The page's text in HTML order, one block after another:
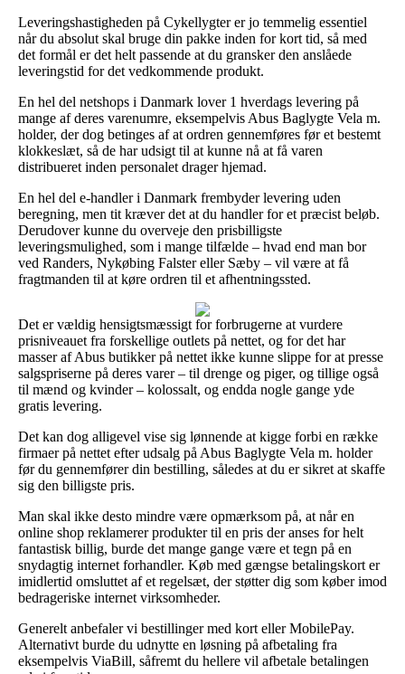
Leveringshastigheden på Cykellygter er jo temmelig essentiel
når du absolut skal bruge din pakke inden for kort tid, så med
det formål er det helt passende at du gransker den anslåede
leveringstid for det vedkommende produkt.
En hel del netshops i Danmark lover 1 hverdags levering på
mange af deres varenumre, eksempelvis Abus Baglygte Vela m.
holder, der dog betinges af at ordren gennemføres før et bestemt
klokkeslæt, så de har udsigt til at kunne nå at få varen
distribueret inden personalet drager hjemad.
En hel del e-handler i Danmark frembyder levering uden
beregning, men tit kræver det at du handler for et præcist beløb.
Derudover kunne du overveje den prisbilligste
leveringsmulighed, som i mange tilfælde – hvad end man bor
ved Randers, Nykøbing Falster eller Sæby – vil være at få
fragtmanden til at køre ordren til et afhentningssted.
Det er vældig hensigtsmæssigt for forbrugerne at vurdere
prisniveauet fra forskellige outlets på nettet, og for det har
masser af Abus butikker på nettet ikke kunne slippe for at presse
salgspriserne på deres varer – til drenge og piger, og tillige også
til mænd og kvinder – kolossalt, og endda nogle gange yde
gratis levering.
Det kan dog alligevel vise sig lønnende at kigge forbi en række
firmaer på nettet efter udsalg på Abus Baglygte Vela m. holder
før du gennemfører din bestilling, således at du er sikret at skaffe
sig den billigste pris.
Man skal ikke desto mindre være opmærksom på, at når en
online shop reklamerer produkter til en pris der anses for helt
fantastisk billig, burde det mange gange være et tegn på en
snydagtig internet forhandler. Køb med gængse betalingskort er
imidlertid omsluttet af et regelsæt, der støtter dig som køber imod
bedrageriske internet virksomheder.
Generelt anbefaler vi bestillinger med kort eller MobilePay.
Alternativt burde du udnytte en løsning på afbetaling fra
eksempelvis ViaBill, såfremt du hellere vil afbetale betalingen